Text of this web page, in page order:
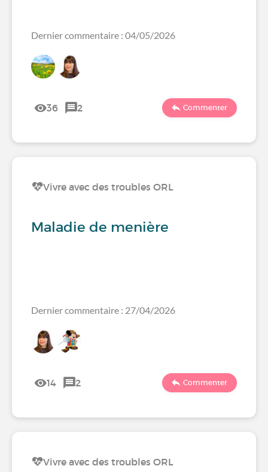
Dernier commentaire : 04/05/2026
36 2 Commenter
Vivre avec des troubles ORL
Maladie de menière
Dernier commentaire : 27/04/2026
14 2 Commenter
Vivre avec des troubles ORL